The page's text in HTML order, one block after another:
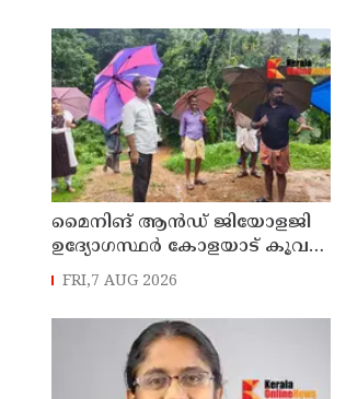
മൈനിങ് ആൻഡ്​ ജിയോളജി
ഉദ്യോഗസ്ഥർ കോളയാട് കൂവ
ഉന്നതി സന്ദർശിച്ചു
FRI,7 AUG 2026